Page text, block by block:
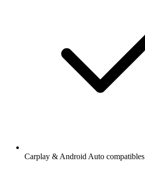
Carplay & Android Auto compatibles